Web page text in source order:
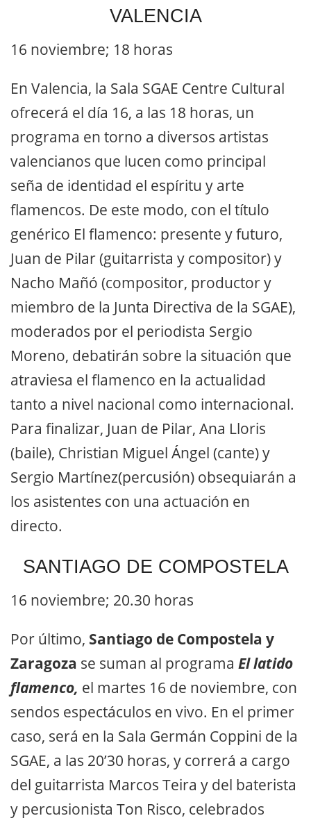
VALENCIA
16 noviembre; 18 horas
En Valencia, la Sala SGAE Centre Cultural
ofrecerá el día 16, a las 18 horas, un
programa en torno a diversos artistas
valencianos que lucen como principal
seña de identidad el espíritu y arte
flamencos. De este modo, con el título
genérico El flamenco: presente y futuro,
Juan de Pilar (guitarrista y compositor) y
Nacho Mañó (compositor, productor y
miembro de la Junta Directiva de la SGAE),
moderados por el periodista Sergio
Moreno, debatirán sobre la situación que
atraviesa el flamenco en la actualidad
tanto a nivel nacional como internacional.
Para finalizar, Juan de Pilar, Ana Lloris
(baile), Christian Miguel Ángel (cante) y
Sergio Martínez(percusión) obsequiarán a
los asistentes con una actuación en
directo.
SANTIAGO DE COMPOSTELA
16 noviembre; 20.30 horas
Por último, Santiago de Compostela y
Zaragoza se suman al programa El latido
flamenco, el martes 16 de noviembre, con
sendos espectáculos en vivo. En el primer
caso, será en la Sala Germán Coppini de la
SGAE, a las 20’30 horas, y correrá a cargo
del guitarrista Marcos Teira y del baterista
y percusionista Ton Risco, celebrados